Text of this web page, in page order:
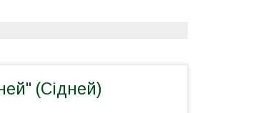
(Сідней)